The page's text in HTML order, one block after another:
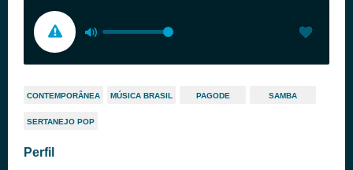
CONTEMPORÂNEA MÚSICA BRASIL PAGODE SAMBA
SERTANEJO POP
Perfil